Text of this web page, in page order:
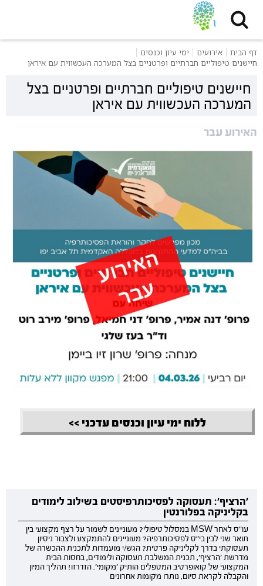
דף הבית אירועים
ימי עיון וכנסים
חיישנים טיפוליים חברתיים ופרטניים בצל המערכה העכשווית עם איראן
חיישנים טיפוליים חברתיים ופרטניים בצל
המערכה העכשווית עם איראן
האירוע עבר
ללוח ימי עיון וכנסים עדכני >>
'הרציף': תעסוקה לפסיכותרפיסטים בשילוב לימודים
בקליניקה בפלורנטין
עו"ס לאחר MSW במסלול טיפולי? מעוניינים לשמור על רצף מקצועי בין
תואר שני לבין בי"ס לפסיכותרפיה? מעוניינים להתמקצע ולצבור ניסיון
תעסוקתי בדרך לקליניקה פרטית? הגש/י מועמדות לתכנית ההכשרה של
מדרשת 'הרציף', תכנית המשלבת תעסוקה ולימודים, בחסות הבית
המקצועי של קואופרטיב המטפלים הותיק 'מקומי'. הזדרזו! תהליך המיון
והקבלה לקראת סיום, נותרו מקומות אחרונים